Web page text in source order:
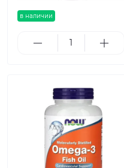
в наличии